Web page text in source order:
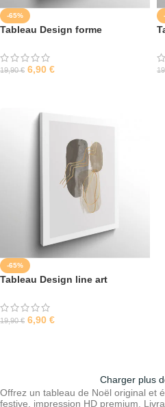
-65%
Tableau Design forme
19,90€ 6,90 €
-65%
Tableau Design line art
19,90€ 6,90 €
Charger plus
Offrez un tableau de Noël original et
festive, impression HD premium.